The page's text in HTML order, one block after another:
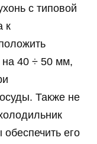
с типовой
к
на 40 ÷ 50 мм,
Также не
его